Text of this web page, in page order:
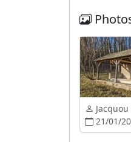
Jacquou
21/01/